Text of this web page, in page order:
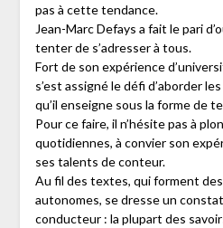
pas à cette tendance.
Jean-Marc Defays a fait le pari
tenter de s’adresser à tous.
Fort de son expérience
s’est assigné le défi d’aborder
qu’il enseigne sous la forme de
Pour ce faire, il n’hésite pas à
quotidiennes, à convier son
ses talents de conteur.
Au fil des textes, qui forment
autonomes, se dresse un
conducteur : la plupart des